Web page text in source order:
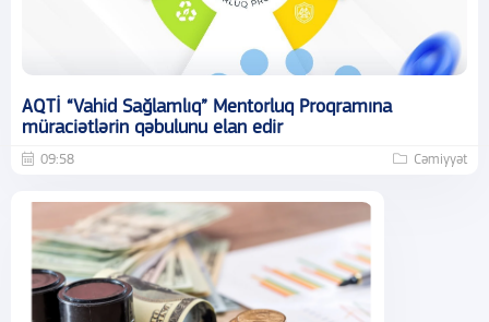
AQTİ “Vahid Sağlamlıq” Mentorluq Proqramına
müraciətlərin qəbulunu elan edir
09:58 Cəmiyyət